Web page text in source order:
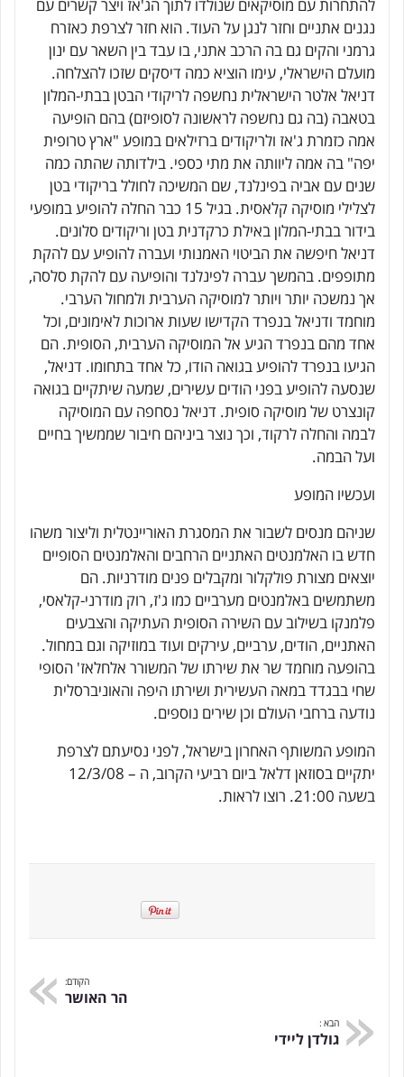
להתחרות עם מוסיקאים שנולדו לתוך הג'אז ויצר קשרים עם
נגנים אתניים וחזר לנגן על העוד. הוא חזר לצרפת כאזרח
גרמני והקים גם בה הרכב אתני, בו עבד בין השאר עם ינון
מועלם הישראלי, עימו הוציא כמה דיסקים שזכו להצלחה.
דניאל אלטר הישראלית נחשפה לריקודי הבטן בבתי-המלון
בטאבה (בה גם נחשפה לראשונה לסופיזם) בהם הופיעה
אמה כזמרת ג'אז ולריקודים ברזילאים במופע "ארץ טרופית
יפה" בה אמה ליוותה את מתי כספי. בילדותה שהתה כמה
שנים עם אביה בפינלנד, שם המשיכה לחולל בריקודי בטן
לצלילי מוסיקה קלאסית. בגיל 15 כבר החלה להופיע במופעי
בידור בבתי-המלון באילת כרקדנית בטן וריקודים סלונים.
דניאל חיפשה את הביטוי האמנותי ועברה להופיע עם להקת
מתופפים. בהמשך עברה לפינלנד והופיעה עם להקת סלסה,
אך נמשכה יותר ויותר למוסיקה הערבית ולמחול הערבי.
מוחמד ודניאל בנפרד הקדישו שעות ארוכות לאימונים, וכל
אחד מהם בנפרד הגיע אל המוסיקה הערבית, הסופית. הם
הגיעו בנפרד להופיע בגואה הודו, כל אחד בתחומו. דניאל,
שנסעה להופיע בפני הודים עשירים, שמעה שיתקיים בגואה
קונצרט של מוסיקה סופית. דניאל נסחפה עם המוסיקה
לבמה והחלה לרקוד, וכך נוצר ביניהם חיבור שממשיך בחיים
ועל הבמה.
ועכשיו המופע
שניהם מנסים לשבור את המסגרת האוריינטלית וליצור משהו
חדש בו האלמנטים האתניים הרחבים והאלמנטים הסופיים
יוצאים מצורת פולקלור ומקבלים פנים מודרניות. הם
משתמשים באלמנטים מערביים כמו ג'ז, רוק מודרני-קלאסי,
פלמנקו בשילוב עם השירה הסופית העתיקה והצבעים
האתניים, הודים, ערביים, עירקים ועוד במוזיקה וגם במחול.
בהופעה מוחמד שר את שירתו של המשורר אלחלאז' הסופי
שחי בבגדד במאה העשירית ושירתו היפה והאוניברסלית
נודעה ברחבי העולם וכן שירים נוספים.
המופע המשותף האחרון בישראל, לפני נסיעתם לצרפת
יתקיים בסוזאן דלאל ביום רביעי הקרוב, ה – 12/3/08
בשעה 21:00. רוצו לראות.
הקודם:
הר האושר
הבא :
גולדן ליידי